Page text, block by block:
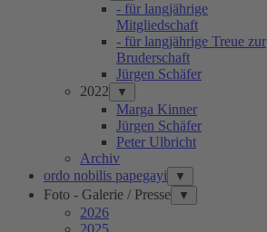
- für langjährige
Mitgliedschaft
- für langjährige Treue zur
Bruderschaft
Jürgen Schäfer
2022
▼
Marga Kinner
Jürgen Schäfer
Peter Ulbricht
Archiv
ordo nobilis papegayi
▼
Foto - Galerie / Presse ▼
2026